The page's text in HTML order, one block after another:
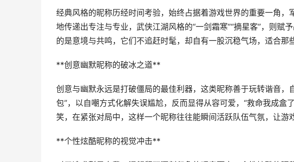
经典风格的昵称历经时间考验，始终占据着游戏世界的重要一角，
地传递出专注与专业，武侠江湖风格的“一剑霜寒”“摘星客”，则赋
的是意境与共鸣，它们不追赶时髦，却自有一股沉稳气场，适合那
**创意幽默昵称的破冰之道**
创意与幽默永远是打破僵局的最佳利器，这类昵称善于玩转谐音，
包”，以自嘲方式化解失误尴尬，反而显得从容可爱，“救命我成盒
笑，在紧张对局中，这样一个昵称往往能瞬间活跃队伍气氛，让游
**个性炫酷昵称的视觉冲击**